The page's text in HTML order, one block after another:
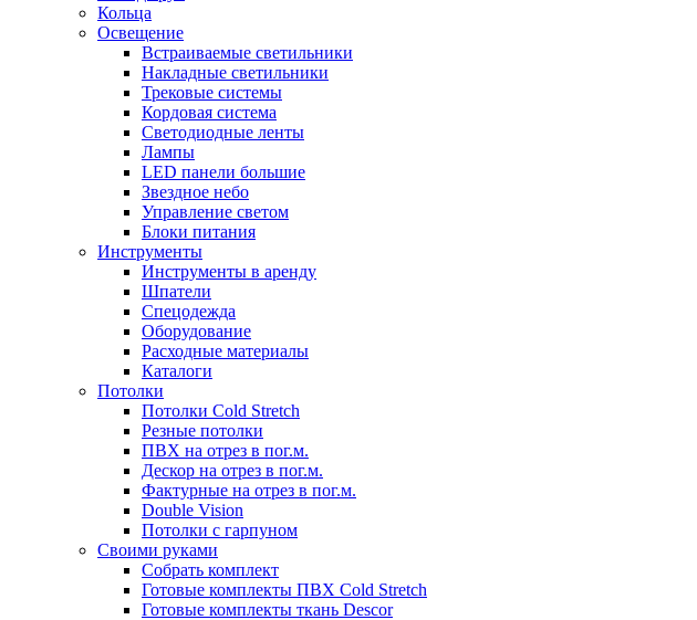
Кольца
Освещение
Встраиваемые светильники
Накладные светильники
Трековые системы
Кордовая система
Светодиодные ленты
Лампы
LED панели большие
Звездное небо
Управление светом
Блоки питания
Инструменты
Инструменты в аренду
Шпатели
Спецодежда
Оборудование
Расходные материалы
Каталоги
Потолки
Потолки Cold Stretch
Резные потолки
ПВХ на отрез в пог.м.
Дескор на отрез в пог.м.
Фактурные на отрез в пог.м.
Double Vision
Потолки с гарпуном
Своими руками
Собрать комплект
Готовые комплекты ПВХ Cold Stretch
Готовые комплекты ткань Descor